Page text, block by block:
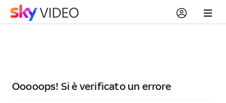
Ooooops! Si è verificato un errore